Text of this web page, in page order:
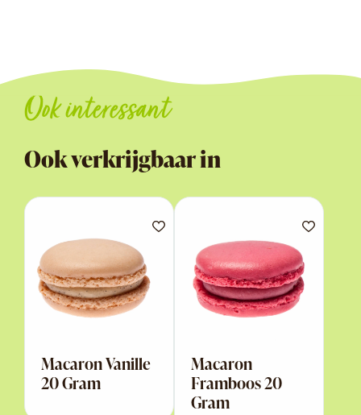
Ook interessant
Ook verkrijgbaar in
Macaron Vanille
20 Gram
Macaron
Framboos 20
Gram